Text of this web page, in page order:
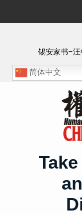
锡安家书–
简体中文